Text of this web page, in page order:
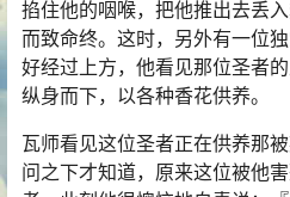
掐住他的咽喉，把他推出去丢
而致命终。这时，另外有一位
好经过上方，他看见那位圣者
纵身而下，以各种香花供养。
瓦师看见这位圣者正在供养那
问之下才知道，原来这位被他